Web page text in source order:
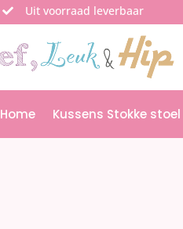
 Uit voorraad leverbaar
Home Kussens Stokke stoel